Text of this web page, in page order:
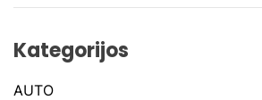
Kategorijos
AUTO